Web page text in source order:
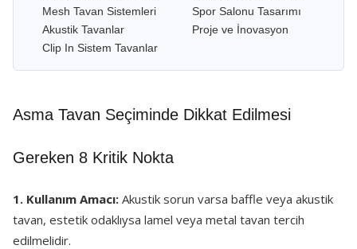
Mesh Tavan Sistemleri
Akustik Tavanlar
Clip In Sistem Tavanlar
Spor Salonu Tasarımı
Proje ve İnovasyon
Asma Tavan Seçiminde Dikkat Edilmesi
Gereken 8 Kritik Nokta
1. Kullanım Amacı: Akustik sorun varsa baffle veya akustik
tavan, estetik odaklıysa lamel veya metal tavan tercih
edilmelidir.